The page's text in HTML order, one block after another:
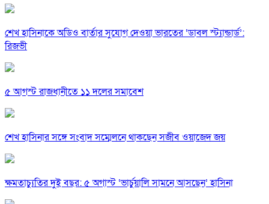
শেখ হাসিনাকে অডিও বার্তার সুযোগ দেওয়া ভারতের ‘ডাবল স্ট্যান্ডার্ড’:
রিজভী
৫ আগস্ট রাজধানীতে ১১ দলের সমাবেশ
শেখ হাসিনার সঙ্গে সংবাদ সম্মেলনে থাকছেন সজীব ওয়াজেদ জয়
ক্ষমতাচ্যুতির দুই বছর: ৫ অগাস্ট ‘ভার্চুয়ালি সামনে আসছেন’ হাসিনা